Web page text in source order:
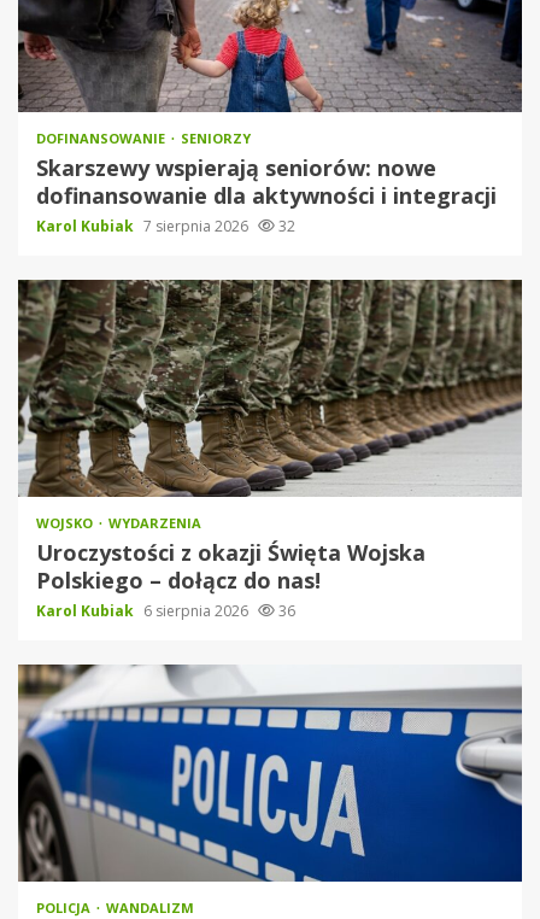
DOFINANSOWANIE SENIORZY
Skarszewy wspierają seniorów: nowe
dofinansowanie dla aktywności i integracji
Karol Kubiak 7 sierpnia 2026 32
WOJSKO WYDARZENIA
Uroczystości z okazji Święta Wojska
Polskiego – dołącz do nas!
Karol Kubiak 6 sierpnia 2026 36
POLICJA WANDALIZM